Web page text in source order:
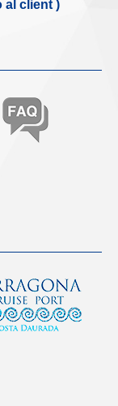
al client )